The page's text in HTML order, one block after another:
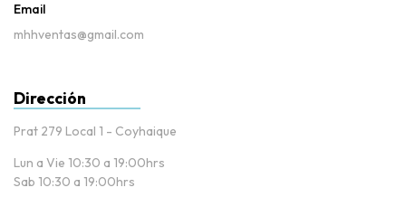
Email
mhhventas@gmail.com
Dirección
Prat 279 Local 1 - Coyhaique
Lun a Vie 10:30 a 19:00hrs
Sab 10:30 a 19:00hrs